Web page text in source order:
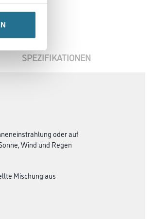
SPEZIFIKATIONEN
oder auf
Wind und Regen
Mischung aus